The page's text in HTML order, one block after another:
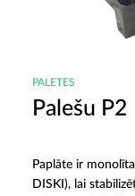
PALETES
Palešu P2
Paplāte ir
DISKI), lai